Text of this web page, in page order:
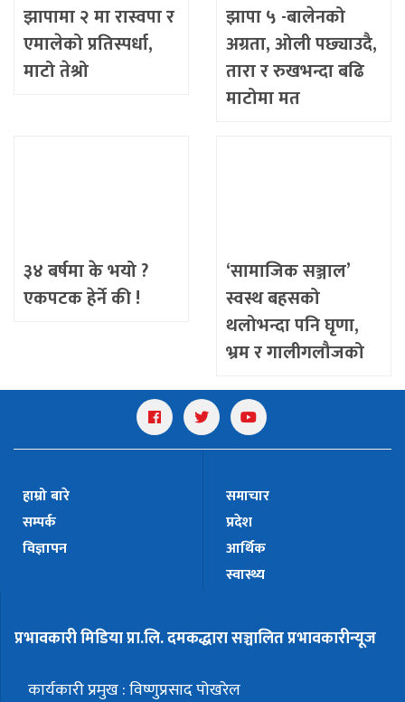
झापामा २ मा रास्वपा र
एमालेको प्रतिस्पर्धा,
माटो तेश्रो
झापा ५ -बालेनको
अग्रता, ओली पछ्याउदै,
तारा र रुखभन्दा बढि
माटोमा मत
३४ बर्षमा के भयो ?
एकपटक हेर्ने की !
‘सामाजिक सञ्जाल’
स्वस्थ बहसको
थलोभन्दा पनि घृणा,
भ्रम र गालीगलौजको
हाम्रो बारे
सम्पर्क
विज्ञापन
समाचार
प्रदेश
आर्थिक
स्वास्थ्य
प्रभावकारी मिडिया प्रा.लि. दमकद्धारा सञ्चालित प्रभावकारीन्यूज
कार्यकारी प्रमुख : विष्णुप्रसाद पोखरेल